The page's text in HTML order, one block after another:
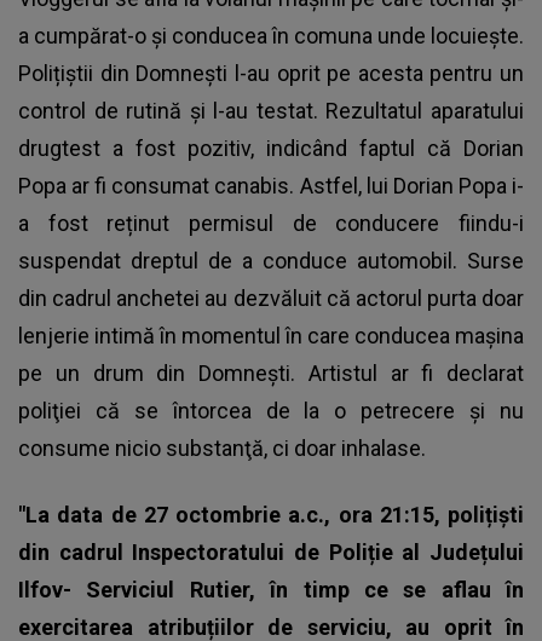
a cumpărat-o și conducea în comuna unde locuiește.
Polițiștii din Domnești l-au oprit pe acesta pentru un
control de rutină și l-au testat. Rezultatul aparatului
drugtest a fost pozitiv, indicând faptul că Dorian
Popa ar fi consumat canabis. Astfel, lui Dorian Popa i-
a fost reținut permisul de conducere fiindu-i
suspendat dreptul de a conduce automobil. Surse
din cadrul anchetei au dezvăluit că actorul purta doar
lenjerie intimă în momentul în care conducea mașina
pe un drum din Domnești. Artistul ar fi declarat
poliţiei că se întorcea de la o petrecere şi nu
consume nicio substanţă, ci doar inhalase.
"La data de 27 octombrie a.c., ora 21:15, polițiști
din cadrul Inspectoratului de Poliție al Județului
Ilfov- Serviciul Rutier, în timp ce se aflau în
exercitarea atribuțiilor de serviciu, au oprit în